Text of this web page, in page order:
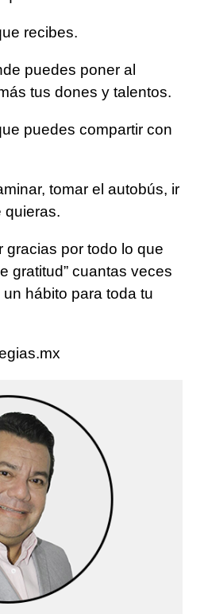
recibes.
puedes poner al
tus dones y talentos.
puedes compartir con
tomar el autobús, ir
quieras.
gracias por todo lo que
gratitud” cuantas veces
hábito para toda tu